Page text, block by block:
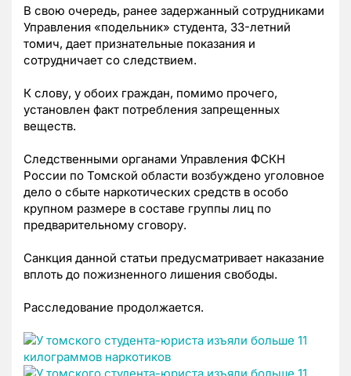
В свою очередь, ранее задержанный сотрудниками
Управления «подельник» студента, 33-летний
томич, дает признательные показания и
сотрудничает со следствием.
К слову, у обоих граждан, помимо прочего,
установлен факт потребления запрещенных
веществ.
Следственными органами Управления ФСКН
России по Томской области возбуждено уголовное
дело о сбыте наркотических средств в особо
крупном размере в составе группы лиц по
предварительному сговору.
Санкция данной статьи предусматривает наказание
вплоть до пожизненного лишения свободы.
Расследование продолжается.